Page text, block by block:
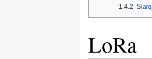
1.4.2 Siarq
LoRa